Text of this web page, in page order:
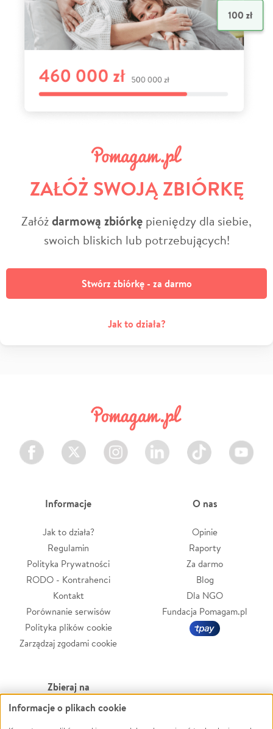
ZAŁÓŻ SWOJĄ ZBIÓRKĘ
Załóżdarmową zbiórkę pieniędzy dla siebie,
swoich bliskich lub potrzebujących!
Stwórz zbiórkę - za darmo
Jak to działa?
Facebook Twitter Instagram LinkedIn TikTok Youtube
Informacje
Jak to działa?
Regulamin
Polityka Prywatności
RODO - Kontrahenci
Kontakt
Porównanie serwisów
Polityka plików cookie
Zarządzaj zgodami cookie
O nas
Opinie
Raporty
Za darmo
Blog
Dla NGO
Fundacja Pomagam.pl
Zbieraj na
Leczenie
Informacje o plikach cookie